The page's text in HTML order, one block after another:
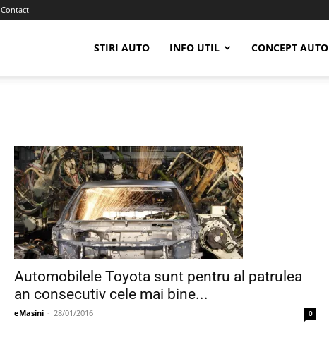
Contact
STIRI AUTO INFO UTIL CONCEPT AUTO
Automobilele Toyota sunt pentru al patrulea
an consecutiv cele mai bine...
eMasini - 28/01/2016 0